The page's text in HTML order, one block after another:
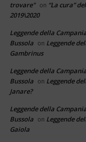
trovare" on “La cura”
2019\2020
Leggende della
Bussola on Leggende
Gambrinus
Leggende della
Bussola on Leggende
Janare?
Leggende della
Bussola on Leggende
Gaiola